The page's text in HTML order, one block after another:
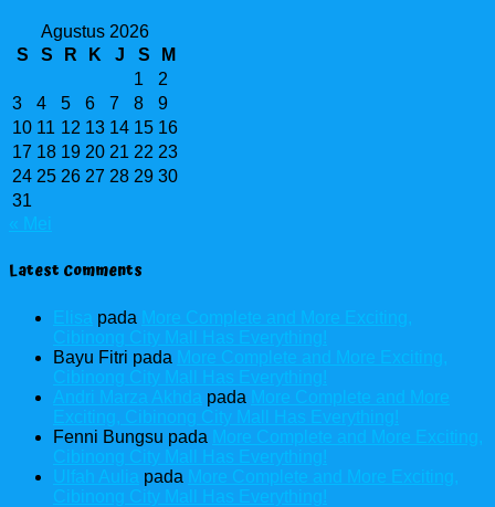
Agustus 2026
S
S R K J S
M
1
2
3
4 5 6 7 8
9
10 11 12 13 14 15 16
17 18 19 20 21 22 23
24 25 26 27 28 29 30
31
« Mei
Latest Comments
Elisa pada More Complete and More Exciting,
Cibinong City Mall Has Everything!
Bayu Fitri pada More Complete and More Exciting,
Cibinong City Mall Has Everything!
Andri Marza Akhda pada More Complete and More
Exciting, Cibinong City Mall Has Everything!
Fenni Bungsu pada More Complete and More Exciting,
Cibinong City Mall Has Everything!
Ulfah Aulia pada More Complete and More Exciting,
Cibinong City Mall Has Everything!